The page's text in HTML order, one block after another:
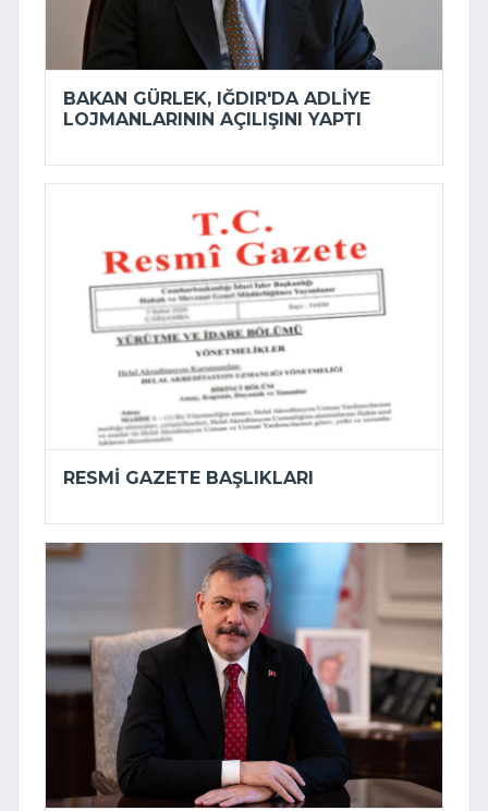
BAKAN GÜRLEK, IĞDIR'DA ADLIYE
LOJMANLARININ AÇILIŞINI YAPTI
RESMI GAZETE BAŞLIKLARI